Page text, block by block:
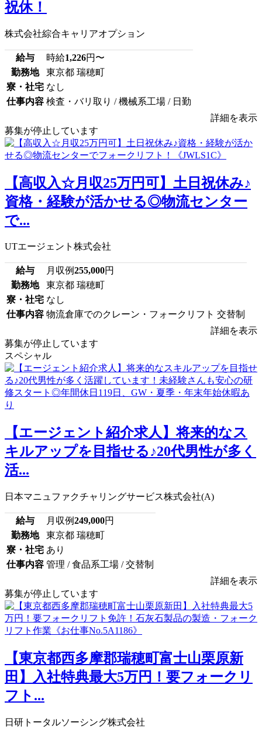
祝休！
株式会社綜合キャリアオプション
給与 時給1,226円〜
勤務地
東京都 瑞穂町
寮・社宅 なし
仕事内容 検査・バリ取り / 機械系工場 / 日勤
詳細を表示
募集が停止しています
【高収入☆月収25万円可】土日祝休み♪
資格・経験が活かせる◎物流センター
で...
UTエージェント株式会社
給与 月収例255,000円
勤務地
東京都 瑞穂町
寮・社宅 なし
仕事内容 物流倉庫でのクレーン・フォークリフト 交替制
詳細を表示
募集が停止しています
スペシャル
【エージェント紹介求人】将来的なス
キルアップを目指せる♪20代男性が多く
活...
日本マニュファクチャリングサービス株式会社(A)
給与 月収例249,000円
勤務地
東京都 瑞穂町
寮・社宅 あり
仕事内容 管理 / 食品系工場 / 交替制
詳細を表示
募集が停止しています
【東京都西多摩郡瑞穂町富士山栗原新
田】入社特典最大5万円！要フォークリ
フト...
日研トータルソーシング株式会社